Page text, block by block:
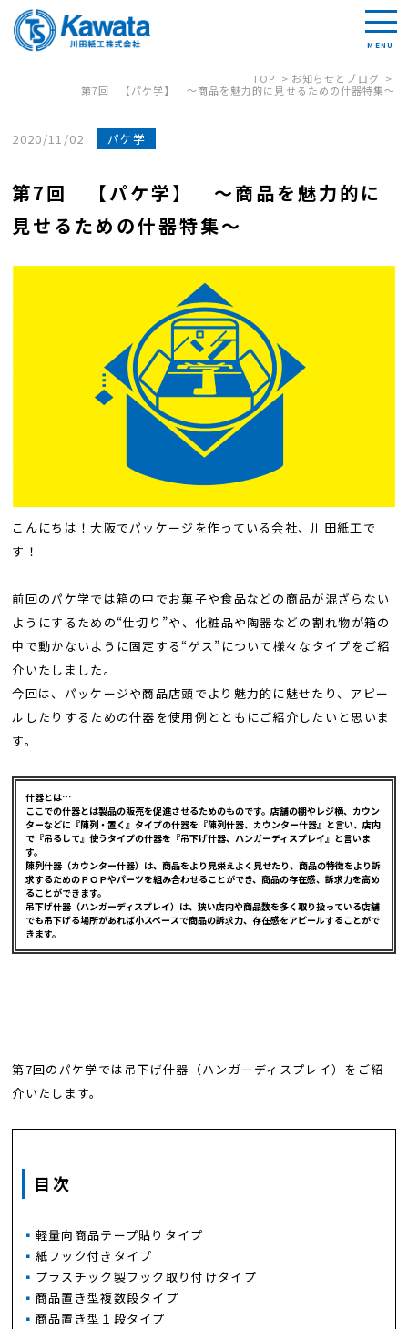
TOP
お知らせとブログ
第7回 【パケ学】 ～商品を魅力的に見せるための什器特集～
2020/11/02 パケ学
第7回 【パケ学】 ～商品を魅力的に
見せるための什器特集～
こんにちは！大阪でパッケージを作っている会社、川田紙工で
す！
前回のパケ学では箱の中でお菓子や食品などの商品が混ざらない
ようにするための“仕切り”や、化粧品や陶器などの割れ物が箱の
中で動かないように固定する“ゲス”について様々なタイプをご紹
介いたしました。
今回は、パッケージや商品店頭でより魅力的に魅せたり、アピー
ルしたりするための什器を使用例とともにご紹介したいと思いま
す。
什器とは…
ここでの什器とは製品の販売を促進させるためのものです。店舗の棚やレジ横、カウン
ターなどに『陳列・置く』タイプの什器を『陳列什器、カウンター什器』と言い、店内
で『吊るして』使うタイプの什器を『吊下げ什器、ハンガーディスプレイ』と言いま
す。
陳列什器（カウンター什器）は、商品をより見栄えよく見せたり、商品の特徴をより訴
求するためのＰＯＰやパーツを組み合わせることができ、商品の存在感、訴求力を高め
ることができます。
吊下げ什器（ハンガーディスプレイ）は、狭い店内や商品数を多く取り扱っている店舗
でも吊下げる場所があれば小スペースで商品の訴求力、存在感をアピールすることがで
きます。
第7回のパケ学では吊下げ什器（ハンガーディスプレイ）をご紹
介いたします。
目次
軽量向商品テープ貼りタイプ
紙フック付きタイプ
プラスチック製フック取り付けタイプ
商品置き型複数段タイプ
商品置き型１段タイプ